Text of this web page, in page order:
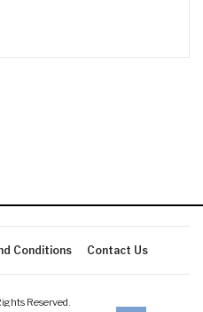
Conditions Contact Us
Reserved.